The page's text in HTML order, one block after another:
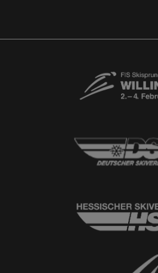
Newsletter
Ski-Club Willingen e.V.